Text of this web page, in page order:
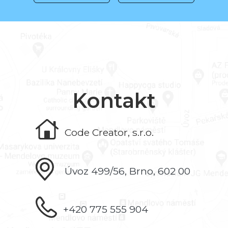
Kontakt
Code Creator, s.r.o.
Úvoz 499/56, Brno, 602 00
+420 775 555 904